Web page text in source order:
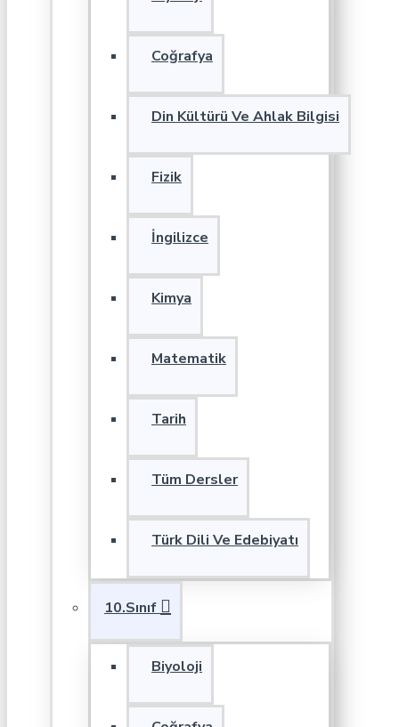
Coğrafya
Din Kültürü Ve Ahlak Bilgisi
Fizik
İngilizce
Kimya
Matematik
Tarih
Tüm Dersler
Türk Dili Ve Edebiyatı
10.Sınıf
Biyoloji